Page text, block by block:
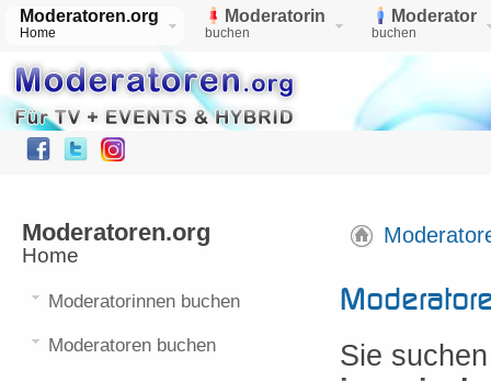
Moderatoren.org
Home
Moderatorin
buchen
Moderator
buchen
Sie
Moderatoren.org
Home
Moderatorinnen buchen
Moderatoren buchen